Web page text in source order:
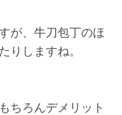
が、牛刀包丁のほ
りしますね。
ちろんデメリット